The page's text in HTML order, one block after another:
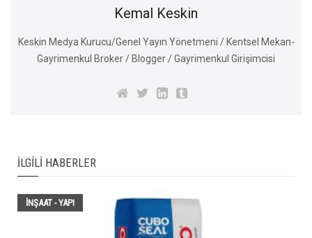
Kemal Keskin
Keskin Medya Kurucu/Genel Yayın Yönetmeni / Kentsel Mekan-
Gayrimenkul Broker / Blogger / Gayrimenkul Girişimcisi
İLGILI HABERLER
İNŞAAT - YAPI